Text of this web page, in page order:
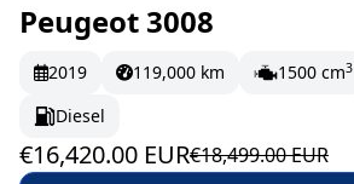
În stoc 273.67 EUR/lună
Peugeot 3008
2019 119,000 km 1500 cm3
Diesel
€16,420.00 EUR€18,499.00 EUR